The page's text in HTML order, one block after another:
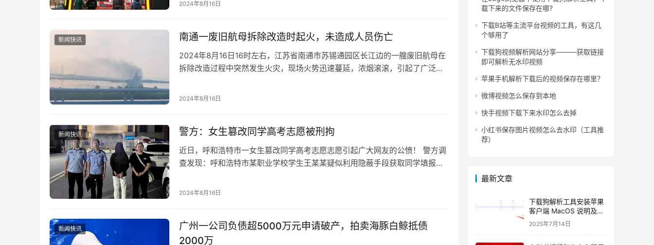
2024年8月16日
新闻快讯 南通一废旧航母拆除改造时起火，未造成人员伤亡
2024年8月16日16时左右，江苏省南通市苏锡通园区长江边的一艘废旧航母在
拆除改造过程中突然发生火灾，现场火势迅速蔓延，浓烟滚滚，引起了广泛关
2024年8月16日
新闻快讯 警方：女生篡改同学高考志愿被刑拘
近日，呼和浩特市一女生篡改同学高考志愿志愿引起广大网友的公愤！ 警方调
查发现：呼和浩特市某职业学校学生王某某疑似利用隐蔽手段获取同学填报高
2024年8月16日
新闻快讯
广州一公司负债超5000万元申请破产，拍卖海豚白鲸抵债
2000万
载下来的文件保存在哪?
下载B站等主流平台视频的工具，有这几
个够用了
下载狗视频解析网站分享———获取链接
即可解析无水印视频
苹果手机解析下载后的视频保存在哪里？
微博视频怎么保存到本地
快手视频下载下来水印怎么去掉
小红书保存图片视频怎么去水印（工具推
荐）
最新文章
下载狗解析工具安装苹果
客户端 MacOS 说明及方
法
2025年7月14日